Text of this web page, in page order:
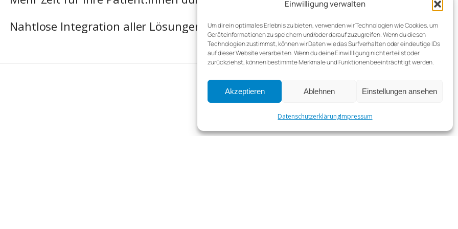
Einwilligung verwalten
Um dir ein optimales Erlebnis zu bieten, verwenden wir Technologien wie Cookies, um
Geräteinformationen zu speichern und/oder darauf zuzugreifen. Wenn du diesen
Technologien zustimmst, können wir Daten wie das Surfverhalten oder eindeutige IDs
auf dieser Website verarbeiten. Wenn du deine Einwillligung nicht erteilst oder
zurückziehst, können bestimmte Merkmale und Funktionen beeinträchtigt werden.
Akzeptieren Ablehnen Einstellungen ansehen
DatenschutzerklärungImpressum
Nahtlose Integration aller Lösungen in CGM TURBOMED